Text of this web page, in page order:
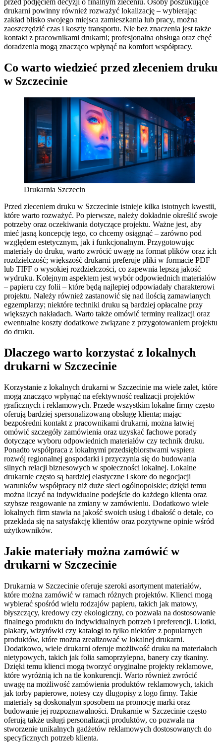
drukarni powinny również rozważyć lokalizację – wybierając
zakład blisko swojego miejsca zamieszkania lub pracy, można
zaoszczędzić czas i koszty transportu. Nie bez znaczenia jest także
kontakt z pracownikami drukarni; profesjonalna obsługa oraz chęć
doradzenia mogą znacząco wpłynąć na komfort współpracy.
Co warto wiedzieć przed zleceniem druku
w Szczecinie
Drukarnia Szczecin
Przed zleceniem druku w Szczecinie istnieje kilka istotnych kwestii,
które warto rozważyć. Po pierwsze, należy dokładnie określić swoje
potrzeby oraz oczekiwania dotyczące projektu. Ważne jest, aby
mieć jasną koncepcję tego, co chcemy osiągnąć – zarówno pod
względem estetycznym, jak i funkcjonalnym. Przygotowując
materiały do druku, warto zwrócić uwagę na format plików oraz ich
rozdzielczość; większość drukarni preferuje pliki w formacie PDF
lub TIFF o wysokiej rozdzielczości, co zapewnia lepszą jakość
wydruku. Kolejnym aspektem jest wybór odpowiednich materiałów
– papieru czy folii – które będą najlepiej odpowiadały charakterowi
projektu. Należy również zastanowić się nad ilością zamawianych
egzemplarzy; niektóre techniki druku są bardziej opłacalne przy
większych nakładach. Warto także omówić terminy realizacji oraz
ewentualne koszty dodatkowe związane z przygotowaniem projektu
do druku.
Dlaczego warto korzystać z lokalnych
drukarni w Szczecinie
Korzystanie z lokalnych drukarni w Szczecinie ma wiele zalet, które
mogą znacząco wpłynąć na efektywność realizacji projektów
graficznych i reklamowych. Przede wszystkim lokalne firmy często
oferują bardziej spersonalizowaną obsługę klienta; mając
bezpośredni kontakt z pracownikami drukarni, można łatwiej
omówić szczegóły zamówienia oraz uzyskać fachowe porady
dotyczące wyboru odpowiednich materiałów czy technik druku.
Ponadto współpraca z lokalnymi przedsiębiorstwami wspiera
rozwój regionalnej gospodarki i przyczynia się do budowania
silnych relacji biznesowych w społeczności lokalnej. Lokalne
drukarnie często są bardziej elastyczne i skore do negocjacji
warunków współpracy niż duże sieci ogólnopolskie; dzięki temu
można liczyć na indywidualne podejście do każdego klienta oraz
szybsze reagowanie na zmiany w zamówieniu. Dodatkowo wiele
lokalnych firm stawia na jakość swoich usług i dbałość o detale, co
przekłada się na satysfakcję klientów oraz pozytywne opinie wśród
użytkowników.
Jakie materiały można zamówić w
drukarni w Szczecinie
Drukarnia w Szczecinie oferuje szeroki asortyment materiałów,
które można zamówić w ramach różnych projektów. Klienci mogą
wybierać spośród wielu rodzajów papieru, takich jak matowy,
błyszczący, kredowy czy ekologiczny, co pozwala na dostosowanie
finalnego produktu do indywidualnych potrzeb i preferencji. Ulotki,
plakaty, wizytówki czy katalogi to tylko niektóre z popularnych
produktów, które można zrealizować w lokalnej drukarni.
Dodatkowo, wiele drukarni oferuje możliwość druku na materiałach
nietypowych, takich jak folia samoprzylepna, banery czy tkaniny.
Dzięki temu klienci mogą tworzyć oryginalne projekty reklamowe,
które wyróżnią ich na tle konkurencji. Warto również zwrócić
uwagę na możliwość zamówienia produktów reklamowych, takich
jak torby papierowe, notesy czy długopisy z logo firmy. Takie
materiały są doskonałym sposobem na promocję marki oraz
budowanie jej rozpoznawalności. Drukarnie w Szczecinie często
oferują także usługi personalizacji produktów, co pozwala na
stworzenie unikalnych gadżetów reklamowych dostosowanych do
specyficznych potrzeb klienta.